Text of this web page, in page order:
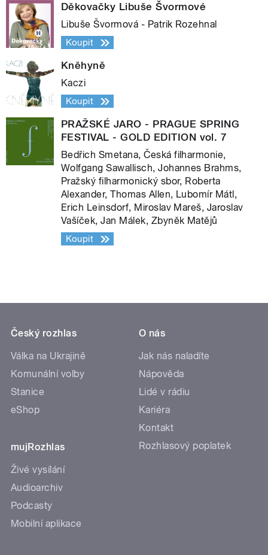
Děkovačky Libuše Švormové
Libuše Švormová - Patrik Rozehnal
Koupit
Kněhyně
Kaczi
Koupit
PRAŽSKÉ JARO - PRAGUE SPRING
FESTIVAL - GOLD EDITION vol. 7
Bedřich Smetana, Česká filharmonie,
Wolfgang Sawallisch, Johannes Brahms,
Pražský filharmonický sbor, Roberta
Alexander, Thomas Allen, Lubomír Mátl,
Erich Leinsdorf, Miroslav Mareš, Jaroslav
Vašíček, Jan Málek, Zbyněk Matějů
Koupit
Český rozhlas
Válka na Ukrajině
Komunální volby
Stanice
eShop
mujRozhlas
Živé vysílání
Audioarchiv
Podcasty
Mobilní aplikace
O nás
Jak nás naladíte
Nápověda
Lidé v rádiu
Kariéra
Kontakt
Rozhlasový poplatek